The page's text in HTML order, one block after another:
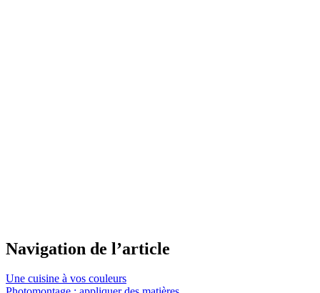
Navigation de l’article
Une cuisine à vos couleurs